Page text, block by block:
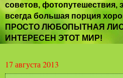
советов, фотопутешествия,
всегда большая порция
ПРОСТО ЛЮБОПЫТНАЯ
ИНТЕРЕСЕН ЭТОТ МИР!
17 августа 2013